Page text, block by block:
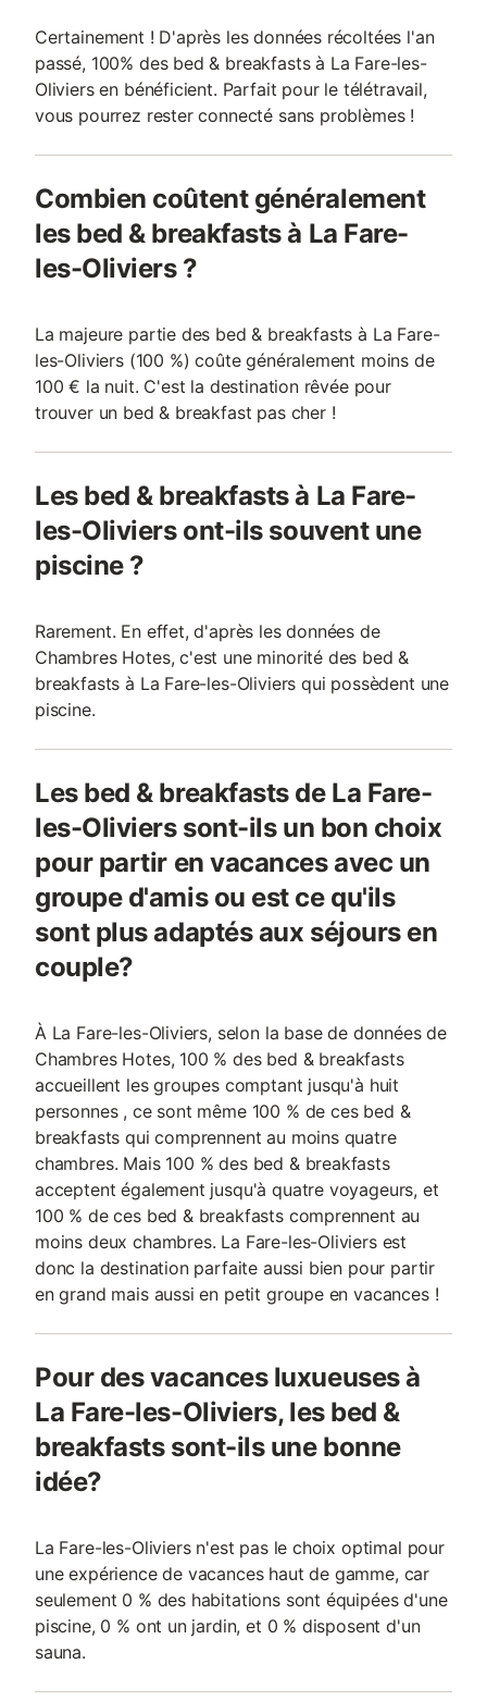
Certainement ! D'après les données récoltées l'an
passé, 100% des bed & breakfasts à La Fare-les-
Oliviers en bénéficient. Parfait pour le télétravail,
vous pourrez rester connecté sans problèmes !
Combien coûtent généralement
les bed & breakfasts à La Fare-
les-Oliviers ?
La majeure partie des bed & breakfasts à La Fare-
les-Oliviers (100 %) coûte généralement moins de
100 € la nuit. C'est la destination rêvée pour
trouver un bed & breakfast pas cher !
Les bed & breakfasts à La Fare-
les-Oliviers ont-ils souvent une
piscine ?
Rarement. En effet, d'après les données de
Chambres Hotes, c'est une minorité des bed &
breakfasts à La Fare-les-Oliviers qui possèdent une
piscine.
Les bed & breakfasts de La Fare-
les-Oliviers sont-ils un bon choix
pour partir en vacances avec un
groupe d'amis ou est ce qu'ils
sont plus adaptés aux séjours en
couple?
À La Fare-les-Oliviers, selon la base de données de
Chambres Hotes, 100 % des bed & breakfasts
accueillent les groupes comptant jusqu'à huit
personnes , ce sont même 100 % de ces bed &
breakfasts qui comprennent au moins quatre
chambres. Mais 100 % des bed & breakfasts
acceptent également jusqu'à quatre voyageurs, et
100 % de ces bed & breakfasts comprennent au
moins deux chambres. La Fare-les-Oliviers est
donc la destination parfaite aussi bien pour partir
en grand mais aussi en petit groupe en vacances !
Pour des vacances luxueuses à
La Fare-les-Oliviers, les bed &
breakfasts sont-ils une bonne
idée?
La Fare-les-Oliviers n'est pas le choix optimal pour
une expérience de vacances haut de gamme, car
seulement 0 % des habitations sont équipées d'une
piscine, 0 % ont un jardin, et 0 % disposent d'un
sauna.